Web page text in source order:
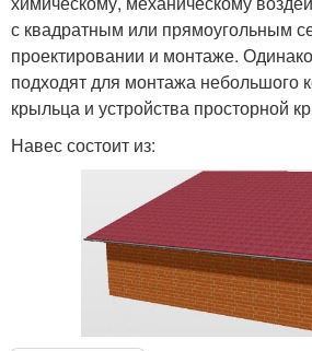
с квадратным или прямоугольным
проектировании и монтаже.
подходят для монтажа небольшого
крыльца и устройства просторной
Навес состоит из: